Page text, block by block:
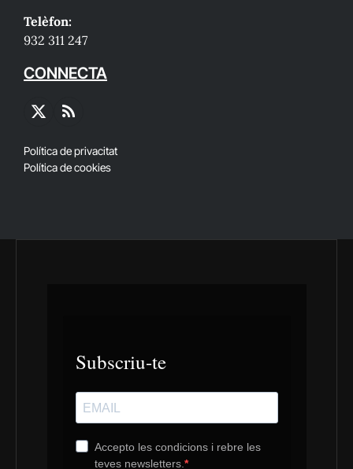
Telèfon:
932 311 247
CONNECTA
X
RSS
Política de privacitat
Política de cookies